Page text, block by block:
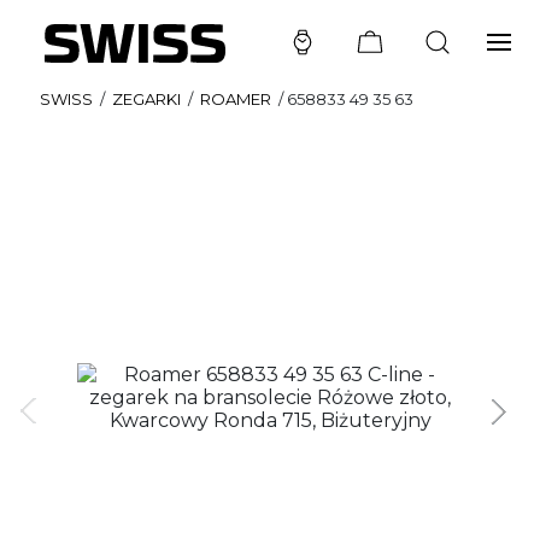
SWISS / ZEGARKI / ROAMER /658833 49 35 63